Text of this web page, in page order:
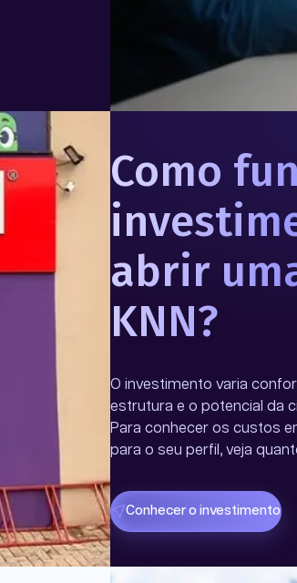
Como
abrir
KNN?
O investimento varia
estrutura e o potencial da
Para conhecer os custos
para o seu perfil, veja
Conhecer o investimento